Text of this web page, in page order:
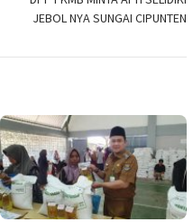
JEBOL NYA SUNGAI CIPUNTEN